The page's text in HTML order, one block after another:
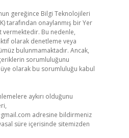
gereğince Bilgi Teknolojileri
tarafından onaylanmış bir Yer
vermektedir. Bu nedenle,
olarak denetleme veya
bulunmamaktadır. Ancak,
sorumluluğunu
olarak bu sorumluluğu kabul
aykırı olduğunu
adresine bildirmeniz
süre içerisinde sitemizden